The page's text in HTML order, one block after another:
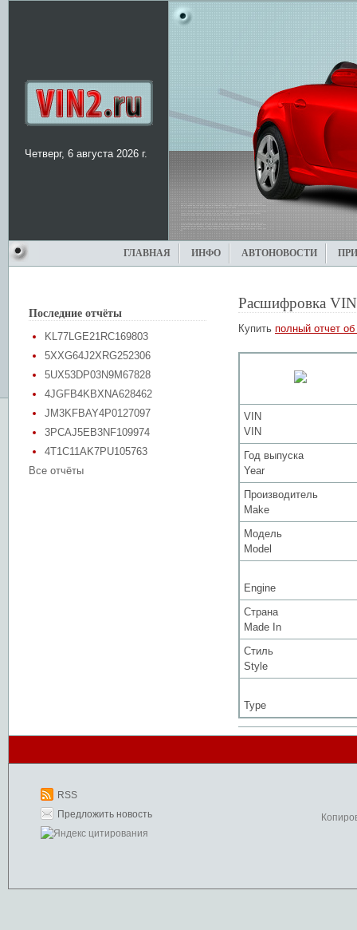
Четверг, 6 августа 2026 г.
ГЛАВНАЯ ИНФО АВТОНОВОСТИ
Последние отчёты
KL77LGE21RC169803
5XXG64J2XRG252306
5UX53DP03N9M67828
4JGFB4KBXNA628462
JM3KFBAY4P0127097
3PCAJ5EB3NF109974
4T1C11AK7PU105763
Все отчёты
Расшифровка
Купить полный отчет об
VIN
VIN
Год выпуска
Year
Производитель
Make
Модель
Model
Engine
Страна
Made In
Стиль
Style
Type
RSS
Предложить новость